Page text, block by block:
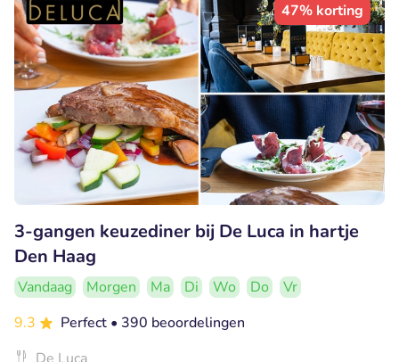
47% korting
3-gangen keuzediner bij De Luca in hartje
Den Haag
Vandaag Morgen Ma Di Wo Do
Vr
9.3
Perfect • 390 beoordelingen